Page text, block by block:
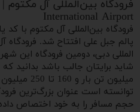
International Airport
پالم جبل علی افتتاح شد. فرودگاه
المللی دبی، دومین فرودگاه این
میلیون تن
توانسته است عنوان بزرگ‌ترین
حجم مسافر را به خود اختصاص